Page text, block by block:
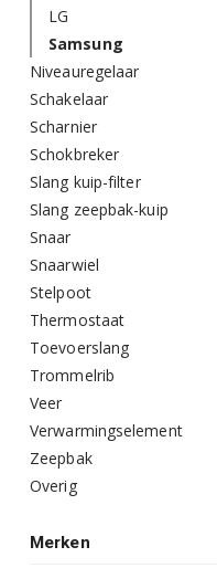
LG
Samsung
Niveauregelaar
Schakelaar
Scharnier
Schokbreker
Slang kuip-filter
Slang zeepbak-kuip
Snaar
Snaarwiel
Stelpoot
Thermostaat
Toevoerslang
Trommelrib
Veer
Verwarmingselement
Zeepbak
Overig
Merken